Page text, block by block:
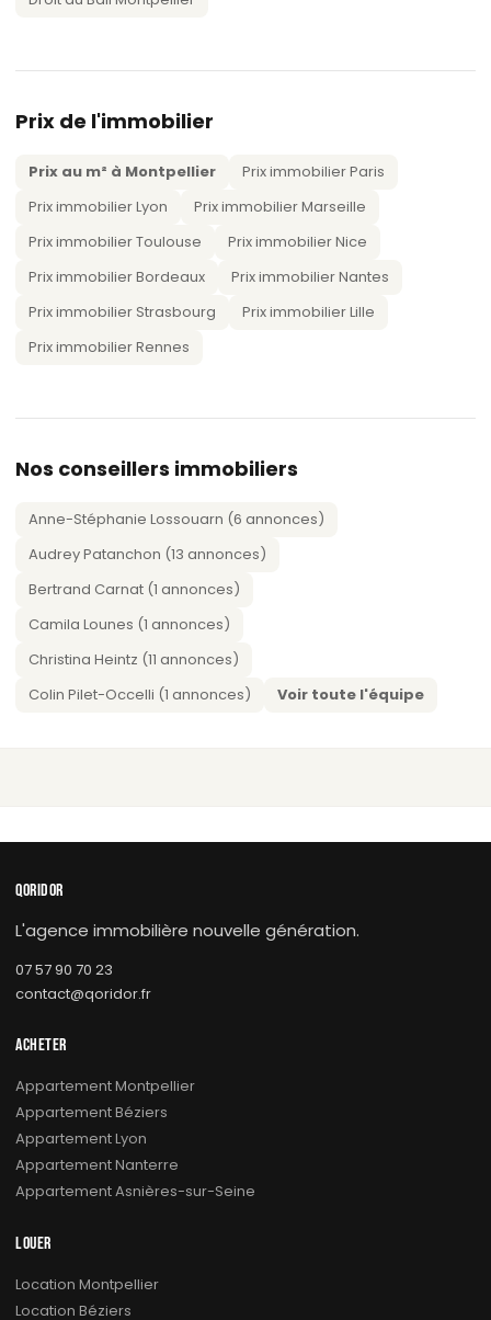
Prix de l'immobilier
Prix au m² à Montpellier
Prix immobilier Paris
Prix immobilier Lyon
Prix immobilier Marseille
Prix immobilier Toulouse
Prix immobilier Nice
Prix immobilier Bordeaux
Prix immobilier Nantes
Prix immobilier Strasbourg
Prix immobilier Lille
Prix immobilier Rennes
Nos conseillers immobiliers
Anne-Stéphanie Lossouarn (6 annonces)
Audrey Patanchon (13 annonces)
Bertrand Carnat (1 annonces)
Camila Lounes (1 annonces)
Christina Heintz (11 annonces)
Colin Pilet-Occelli (1 annonces)
Voir toute l'équipe
QORIDOR
L'agence immobilière nouvelle génération.
07 57 90 70 23
contact@qoridor.fr
ACHETER
Appartement Montpellier
Appartement Béziers
Appartement Lyon
Appartement Nanterre
Appartement Asnières-sur-Seine
LOUER
Location Montpellier
Location Béziers